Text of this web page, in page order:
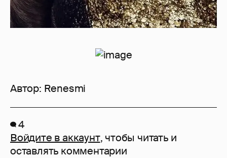
Автор: Renesmi
4
Войдите в аккаунт, чтобы читать и
оставлять комментарии